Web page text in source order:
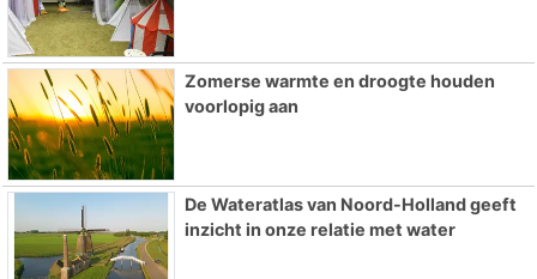
Zomerse warmte en droogte houden
voorlopig aan
De Wateratlas van Noord-Holland geeft
inzicht in onze relatie met water